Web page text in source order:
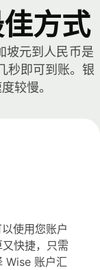
方式
坡元到人民币是
秒即可到账。银
较慢。
使用您账户
快捷，只需
Wise 账户汇